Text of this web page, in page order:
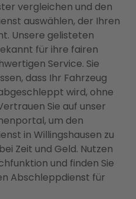
vergleichen und den
auswählen, der Ihren
Unsere gelisteten
für ihre fairen
Service. Sie
dass Ihr Fahrzeug
wird, ohne
Sie auf unser
um den
in Willingshausen zu
Zeit und Geld. Nutzen
und finden Sie
Abschleppdienst für